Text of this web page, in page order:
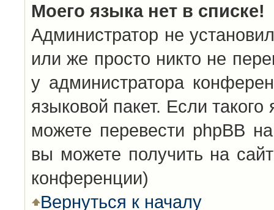
Моего языка нет в списке!
Администратор не
или же просто никто не
у администратора
языковой пакет. Если
можете перевести phpBB
вы можете получить на
конференции)
Вернуться к началу